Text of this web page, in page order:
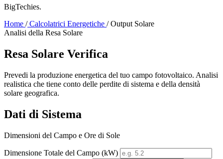
BigTechies.
Home /Calcolatrici Energetiche /Output Solare
Analisi della Resa Solare
Resa Solare Verifica
Prevedi la produzione energetica del tuo campo fotovoltaico. Analisi
realistica che tiene conto delle perdite di sistema e della densità
solare geografica.
Dati di Sistema
Dimensioni del Campo e Ore di Sole
Dimensione Totale del Campo (kW)